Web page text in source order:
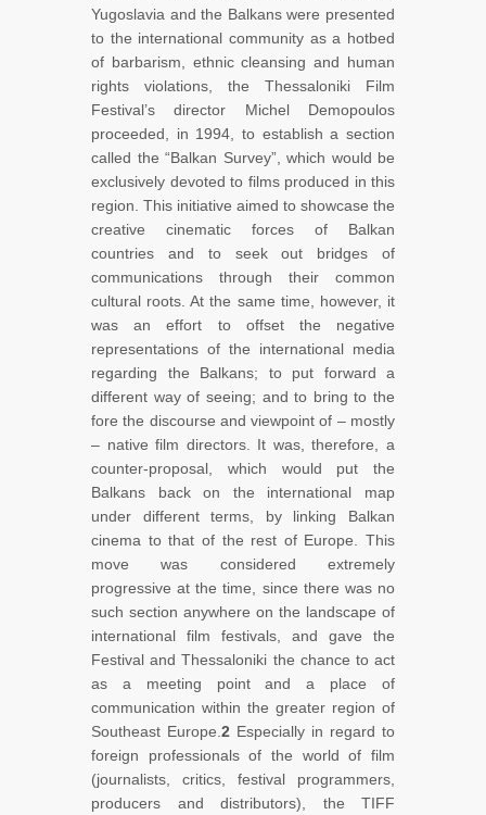
Yugoslavia and the Balkans were presented
to the international community as a hotbed
of barbarism, ethnic cleansing and human
rights violations, the Thessaloniki Film
Festival’s director Michel Demopoulos
proceeded, in 1994, to establish a section
called the “Balkan Survey”, which would be
exclusively devoted to films produced in this
region. This initiative aimed to showcase the
creative cinematic forces of Balkan
countries and to seek out bridges of
communications through their common
cultural roots. At the same time, however, it
was an effort to offset the negative
representations of the international media
regarding the Balkans; to put forward a
different way of seeing; and to bring to the
fore the discourse and viewpoint of – mostly
– native film directors. It was, therefore, a
counter-proposal, which would put the
Balkans back on the international map
under different terms, by linking Balkan
cinema to that of the rest of Europe. This
move was considered extremely
progressive at the time, since there was no
such section anywhere on the landscape of
international film festivals, and gave the
Festival and Thessaloniki the chance to act
as a meeting point and a place of
communication within the greater region of
Southeast Europe. 2 Especially in regard to
foreign professionals of the world of film
(journalists, critics, festival programmers,
producers and distributors), the TIFF